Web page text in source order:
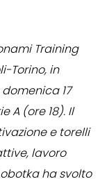
Training
Torino, in
17
A (ore 18). Il
e torelli
lavoro
ha svolto